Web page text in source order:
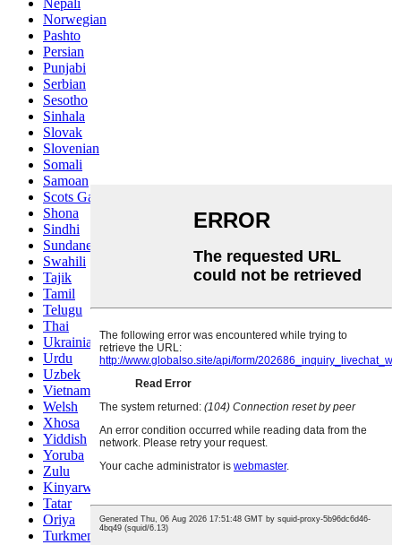
Norwegian
Pashto
Persian
Punjabi
Serbian
Sesotho
Sinhala
Slovak
Slovenian
Somali
Samoan
Scots Gaelic
Shona
Sindhi
Sundanese
Swahili
Tajik
Tamil
Telugu
Thai
Ukrainian
Urdu
Uzbek
Vietnamese
Welsh
Xhosa
Yiddish
Yoruba
Zulu
Kinyarwanda
Tatar
Oriya
Turkmen